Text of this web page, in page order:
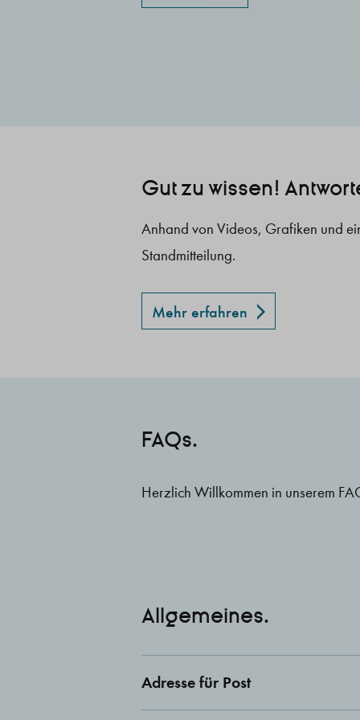
Gut zu wissen!
Anhand von Videos, Grafiken und
Standmitteilung.
Mehr erfahren
FAQs.
Herzlich Willkommen in unserem
Allgemeines.
Adresse für Post